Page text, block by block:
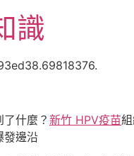
識
什麼？ 新竹 HPV疫苗
發邊沿